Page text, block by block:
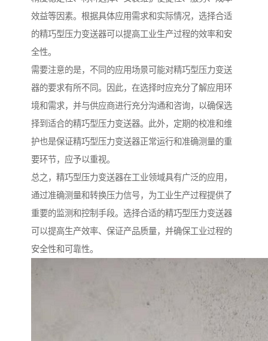
效益等因素。根据具体应用需求和实际情况，选择合适
的精巧型压力变送器可以提高工业生产过程的效率和安
全性。
需要注意的是，不同的应用场景可能对精巧型压力变送
器的要求有所不同。因此，在选择时应充分了解应用环
境和需求，并与供应商进行充分沟通和咨询，以确保选
择到适合的精巧型压力变送器。此外，定期的校准和维
护也是保证精巧型压力变送器正常运行和准确测量的重
要环节，应予以重视。
总之，精巧型压力变送器在工业领域具有广泛的应用，
通过准确测量和转换压力信号，为工业生产过程提供了
重要的监测和控制手段。选择合适的精巧型压力变送器
可以提高生产效率、保证产品质量，并确保工业过程的
安全性和可靠性。